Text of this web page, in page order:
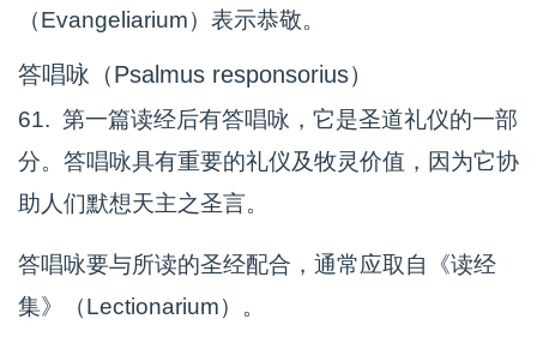
（Evangeliarium）表示恭敬。
答唱咏（Psalmus responsorius）
61. 第一篇读经后有答唱咏，它是圣道礼仪的一部
分。答唱咏具有重要的礼仪及牧灵价值，因为它协
助人们默想天主之圣言。
答唱咏要与所读的圣经配合，通常应取自《读经
集》（Lectionarium）。